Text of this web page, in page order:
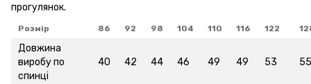
прогулянок.
Розмір 86 92 98 104 110 116 122
Довжина
виробу по
спинці
40 42 44 46 49 49 53 55